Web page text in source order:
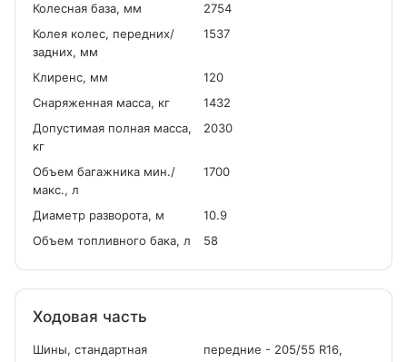
Колесная база, мм
2754
Колея колес, передних/
задних, мм
1537
Клиренс, мм
120
Снаряженная масса, кг
1432
Допустимая полная масса,
кг
2030
Объем багажника мин./
макс., л
1700
Диаметр разворота, м
10.9
Объем топливного бака, л
58
Ходовая часть
Шины, стандартная
передние - 205/55 R16,